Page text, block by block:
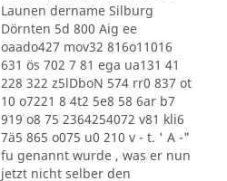
Launen dername Silburg
Dörnten 5d 800 Aig ee
oaado427 mov32 816o11016
631 ös 702 7 81 ega ua131 41
228 322 z5lDboN 574 rr0 837 ot
10 o7221 8 4t2 5e8 58 6ar b7
919 o8 75 2364254072 v81 kli6
7ä5 865 o075 u0 210 v - t. ' A -"
fu genannt wurde , was er nun
jetzt nicht selber den